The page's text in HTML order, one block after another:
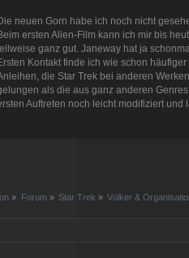
neuen Gorn habe ich noch nicht
ersten Alien-Film kann ich mir bis
ganz gut. Janeway hat ja
Kontakt finde ich wie schon
die Star Trek bei anderen
als die aus ganz anderen
Auftreten noch leicht modifiziert
» Forum» Star Trek » Völker &